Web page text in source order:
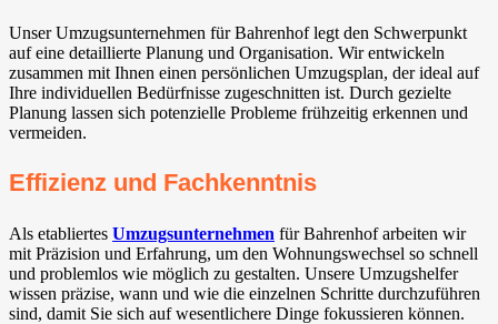
Unser Umzugsunternehmen für Bahrenhof legt den Schwerpunkt
auf eine detaillierte Planung und Organisation. Wir entwickeln
zusammen mit Ihnen einen persönlichen Umzugsplan, der ideal auf
Ihre individuellen Bedürfnisse zugeschnitten ist. Durch gezielte
Planung lassen sich potenzielle Probleme frühzeitig erkennen und
vermeiden.
Effizienz und Fachkenntnis
Als etabliertes Umzugsunternehmen für Bahrenhof arbeiten wir
mit Präzision und Erfahrung, um den Wohnungswechsel so schnell
und problemlos wie möglich zu gestalten. Unsere Umzugshelfer
wissen präzise, wann und wie die einzelnen Schritte durchzuführen
sind, damit Sie sich auf wesentlichere Dinge fokussieren können.